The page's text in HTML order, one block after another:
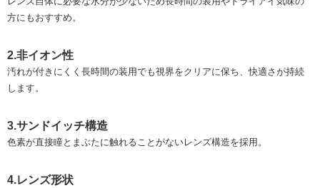
方にもおすすめ。
2.非イオン性
汚れが付きにくく長時間の装用でも視界をクリアに保ち、快適さが持続
します。
3.サンドイッチ構造
色素が直接瞳とまぶたに触れることがないレンズ構造を採用。
4.レンズ形状